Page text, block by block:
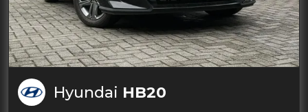
Hyundai HB20